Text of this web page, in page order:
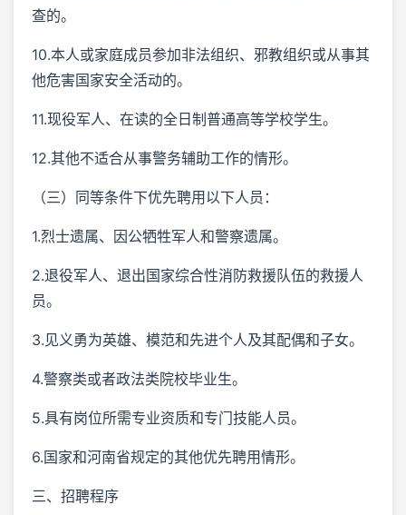
查的。
10.本人或家庭成员参加非法组织、邪教组织或从事其
他危害国家安全活动的。
11.现役军人、在读的全日制普通高等学校学生。
12.其他不适合从事警务辅助工作的情形。
（三）同等条件下优先聘用以下人员：
1.烈士遗属、因公牺牲军人和警察遗属。
2.退役军人、退出国家综合性消防救援队伍的救援人
员。
3.见义勇为英雄、模范和先进个人及其配偶和子女。
4.警察类或者政法类院校毕业生。
5.具有岗位所需专业资质和专门技能人员。
6.国家和河南省规定的其他优先聘用情形。
三、招聘程序